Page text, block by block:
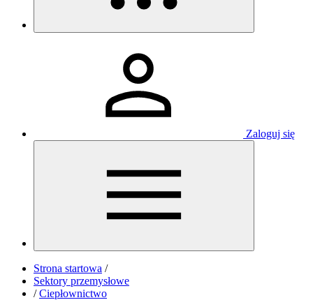
Zaloguj się
Strona startowa /
Sektory przemysłowe
/ Ciepłownictwo